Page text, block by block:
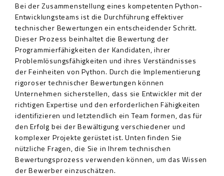
Bei der Zusammenstellung eines kompetenten Python-
Entwicklungsteams ist die Durchführung effektiver
technischer Bewertungen ein entscheidender Schritt.
Dieser Prozess beinhaltet die Bewertung der
Programmierfähigkeiten der Kandidaten, ihrer
Problemlösungsfähigkeiten und ihres Verständnisses
der Feinheiten von Python. Durch die Implementierung
rigoroser technischer Bewertungen können
Unternehmen sicherstellen, dass sie Entwickler mit der
richtigen Expertise und den erforderlichen Fähigkeiten
identifizieren und letztendlich ein Team formen, das für
den Erfolg bei der Bewältigung verschiedener und
komplexer Projekte gerüstet ist. Unten finden Sie
nützliche Fragen, die Sie in Ihrem technischen
Bewertungsprozess verwenden können, um das Wissen
der Bewerber einzuschätzen.